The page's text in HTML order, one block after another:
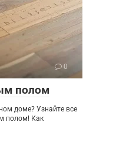
0
полом
доме? Узнайте все
полом! Как